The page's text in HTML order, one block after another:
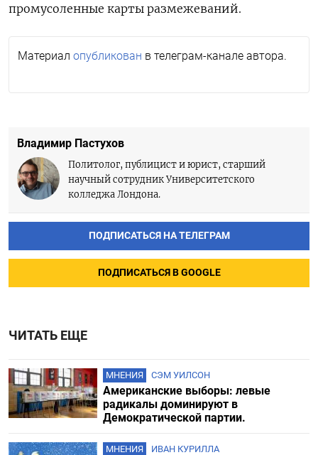
промусоленные карты размежеваний.
Материал опубликован в телеграм-канале автора.
Владимир Пастухов
Политолог, публицист и юрист, старший
научный сотрудник Университетского
колледжа Лондона.
ПОДПИСАТЬСЯ НА ТЕЛЕГРАМ
ПОДПИСАТЬСЯ В GOOGLE
ЧИТАТЬ ЕЩЕ
МНЕНИЯ СЭМ УИЛСОН
Американские выборы: левые
радикалы доминируют в
Демократической партии.
МНЕНИЯ ИВАН КУРИЛЛА